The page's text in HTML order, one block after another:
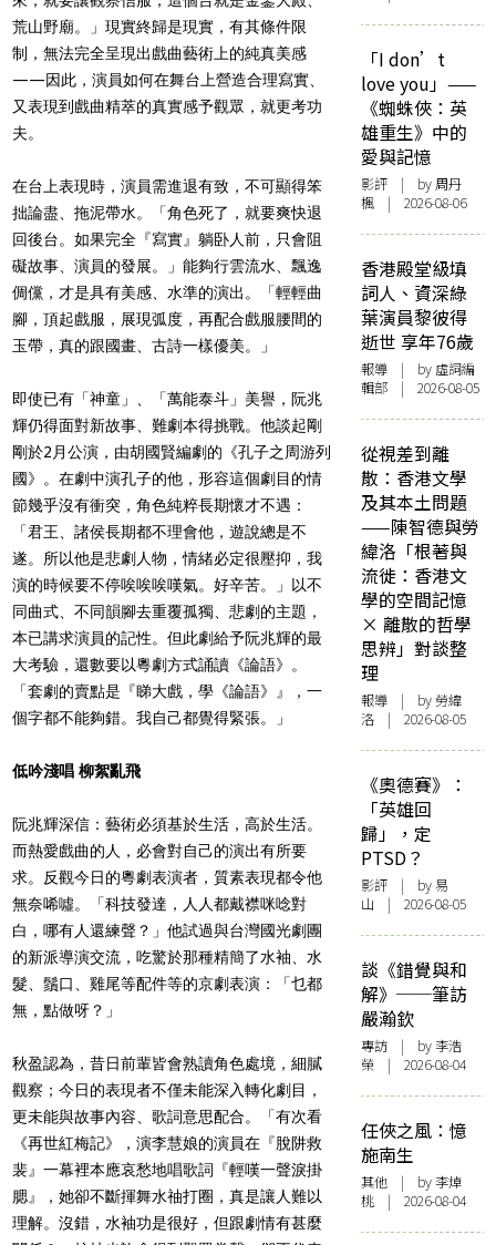
荒山野廟。」現實終歸是現實，有其條件限
制，無法完全呈現出戲曲藝術上的純真美感
——因此，演員如何在舞台上營造合理寫實、
又表現到戲曲精萃的真實感予觀眾，就更考功
夫。
在台上表現時，演員需進退有致，不可顯得笨
拙論盡、拖泥帶水。「角色死了，就要爽快退
回後台。如果完全『寫實』躺卧人前，只會阻
礙故事、演員的發展。」能夠行雲流水、飄逸
倜儻，才是具有美感、水準的演出。「輕輕曲
腳，頂起戲服，展現弧度，再配合戲服腰間的
玉帶，真的跟國畫、古詩一樣優美。」
即使已有「神童」、「萬能泰斗」美譽，阮兆
輝仍得面對新故事、難劇本得挑戰。他談起剛
剛於2月公演，由胡國賢編劇的《孔子之周游列
國》。在劇中演孔子的他，形容這個劇目的情
節幾乎沒有衝突，角色純粹長期懷才不遇 ：
「君王、諸侯長期都不理會他，遊說總是不
遂。所以他是悲劇人物，情緒必定很壓抑，我
演的時候要不停唉唉唉嘆氣。好辛苦。」以不
同曲式、不同韻腳去重覆孤獨、悲劇的主題，
本已講求演員的記性。但此劇給予阮兆輝的最
大考驗，還數要以粵劇方式誦讀《論語》。
「套劇的賣點是『睇大戲，學《論語》』，一
個字都不能夠錯。我自己都覺得緊張。」
低吟淺唱 柳絮亂飛
阮兆輝深信：藝術必須基於生活，高於生活。
而熱愛戲曲的人，必會對自己的演出有所要
求。反觀今日的粵劇表演者，質素表現都令他
無奈唏噓。「科技發達，人人都戴襟咪唸對
白，哪有人還練聲？」他試過與台灣國光劇團
的新派導演交流，吃驚於那種精簡了水袖、水
髮、鬚口、雞尾等配件等的京劇表演：「乜都
無，點做呀？」
秋盈認為，昔日前輩皆會熟讀角色處境，細膩
觀察；今日的表現者不僅未能深入轉化劇目，
更未能與故事內容、歌詞意思配合。「有次看
《再世紅梅記》，演李慧娘的演員在『脫阱救
裴』一幕裡本應哀愁地唱歌詞『輕嘆一聲淚掛
腮』，她卻不斷揮舞水䄂打圈，真是讓人難以
理解。沒錯，水袖功是很好，但跟劇情有甚麼
「I don’t
love you」——
《蜘蛛俠：英
雄重生》中的
愛與記憶
影評 | by周丹
楓 | 2026-08-06
香港殿堂級填
詞人、資深綠
葉演員黎彼得
逝世 享年76歲
報導 | by 虛詞編
輯部 | 2026-08-05
從視差到離
散：香港文學
及其本土問題
——陳智德與勞
緯洛「根著與
流徙：香港文
學的空間記憶
× 離散的哲學
思辨」對談整
理
報導 | by 勞緯
洛 | 2026-08-05
《奧德賽》：
「英雄回
歸」，定
PTSD？
影評 | by 易
山 | 2026-08-05
談《錯覺與和
解》──筆訪
嚴瀚欽
專訪 | by 李浩
榮 | 2026-08-04
任俠之風：憶
施南生
其他 | by 李焯
桃 | 2026-08-04